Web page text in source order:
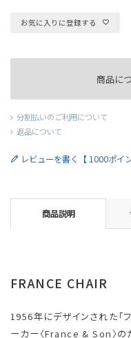
お気に入りに登録する
商品に
分割払いのご利用について
返品について
レビューを書く【 1000ポイ
商品説明
FRANCE CHAIR
1956年にデザインされた「
ーカー〈France & Son〉の